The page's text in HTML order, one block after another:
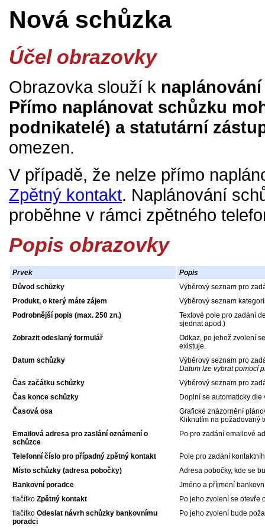
Nová schůzka
Účel obrazovky
Obrazovka slouží k
Přímo naplánovat schůzku
podnikatelé) a statutární
omezen.
V případě, že nelze přímo
Zpětný kontakt. Naplánování
proběhne v rámci zpětného
Popis obrazovky
Prvek
Popis
Důvod schůzky
Výběrový seznam pro
Produkt, o který máte zájem
Výběrový seznam
Podrobnější popis (max. 250 zn.)
Textové pole pro zadání
sjednat apod.)
Zobrazit odeslaný formulář
Odkaz, po jehož zvolení
existuje.
Datum schůzky
Výběrový seznam pro
Datum lze vybrat pomocí
Čas začátku schůzky
Výběrový seznam pro
Čas konce schůzky
Doplní se automaticky dle
Časová osa
Grafické znázornění
Kliknutím na požadovaný
Emailová adresa pro zaslání oznámení o
schůzce
Po pro zadání emailové
Telefonní číslo pro případný zpětný kontakt
Pole pro zadání
Místo schůzky (adresa pobočky)
Adresa pobočky, kde se
Bankovní poradce
Jméno a příjmení
tlačítko Zpětný kontakt
Po jeho zvolení se otevře
tlačítko Odeslat návrh schůzky bankovnímu
poradci
Po jeho zvolení bude